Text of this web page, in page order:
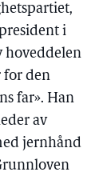
i
hoveddelen
for den
far». Han
av
jernhånd